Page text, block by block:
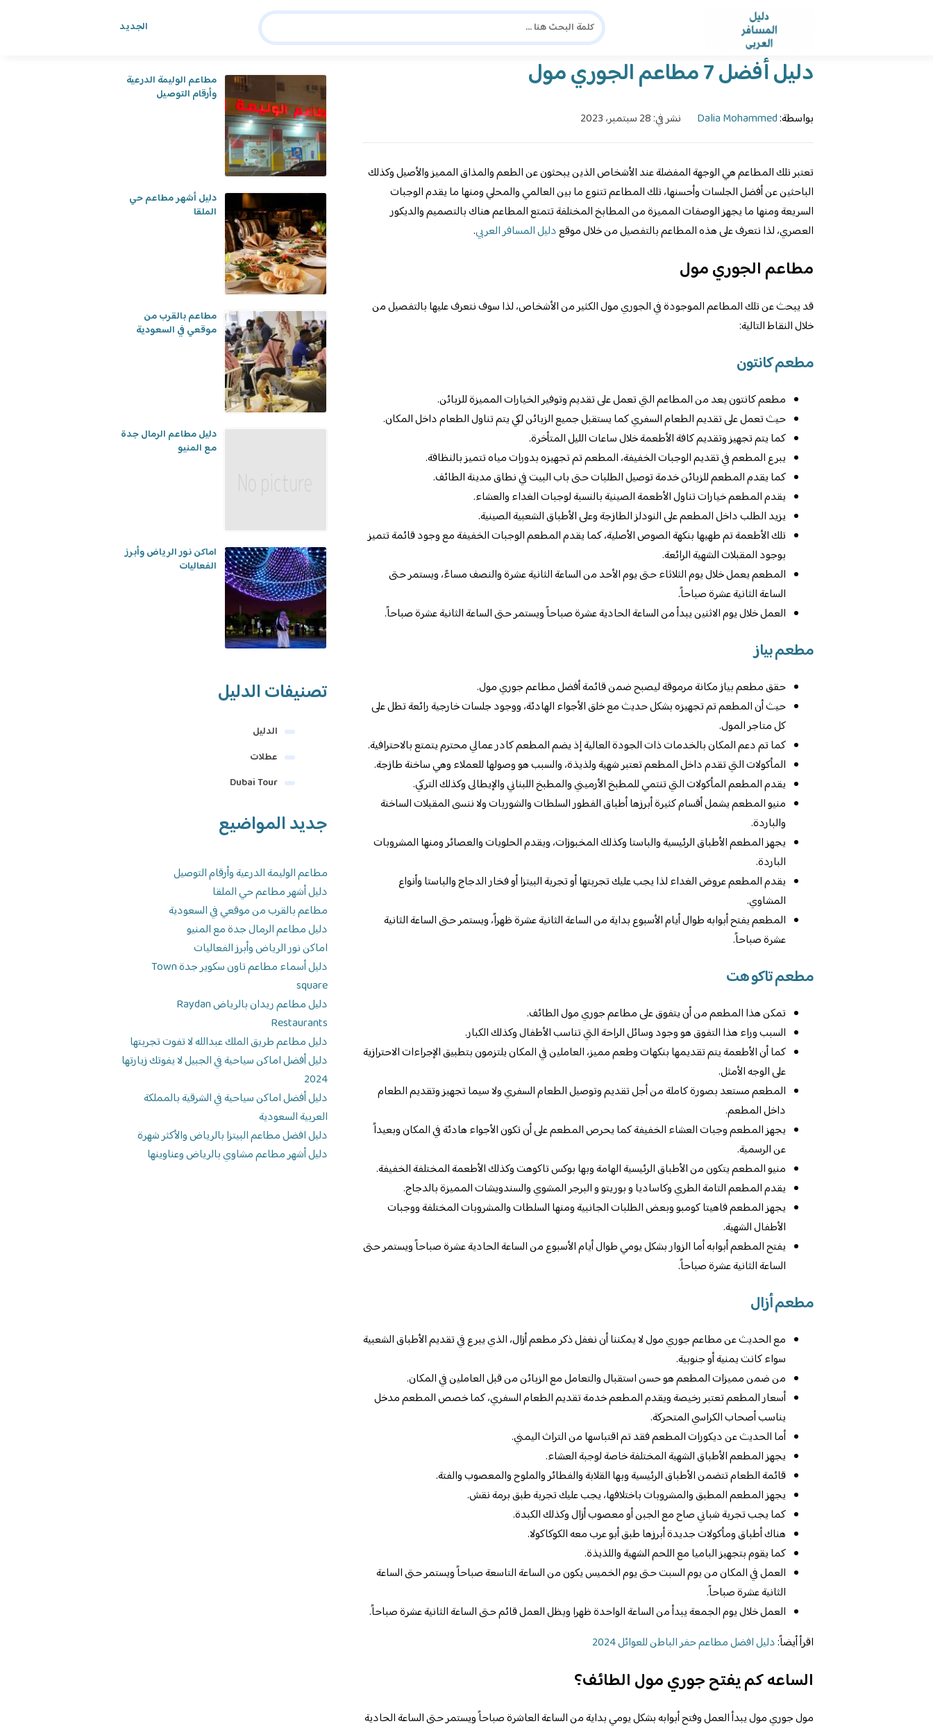
الجديد دليل المسافر العربي ›الدليل›
دليل أفضل 7 مطاعم الجوري مول
بواسطة:Dalia Mohammed نشر في: 28 سبتمبر، 2023
تعتبر تلك المطاعم هي الوجهة المفضلة عند الأشخاص الذين يبحثون عن الطعم والمذاق المميز والأصيل وكذلك
الباحثين عن أفضل الجلسات وأحسنها، تلك المطاعم تتنوع ما بين العالمي والمحلي ومنها ما يقدم الوجبات
السريعة ومنها ما يجهز الوصفات المميزة من المطابخ المختلفة تتمتع المطاعم هناك بالتصميم والديكور
العصري، لذا نتعرف على هذه المطاعم بالتفصيل من خلال موقعدليل المسافر العربي.
مطاعم الجوري مول
قد يبحث عن تلك المطاعم الموجودة في الجوري مول الكثير من الأشخاص، لذا سوف نتعرف عليها بالتفصيل من
خلال النقاط التالية:
مطعم كانتون
مطعم كانتون يعد من المطاعم التي تعمل على تقديم وتوفير الخيارات المميزة للزبائن.
حيث تعمل على تقديم الطعام السفري كما يستقبل جميع الزبائن لكي يتم تناول الطعام داخل المكان.
كما يتم تجهيز وتقديم كافة الأطعمة خلال ساعات الليل المتأخرة.
يبرع المطعم في تقديم الوجبات الخفيفة، المطعم تم تجهيزه بدورات مياه تتميز بالنظافة.
كما يقدم المطعم للزبائن خدمة توصيل الطلبات حتى باب البيت في نطاق مدينة الطائف.
يقدم المطعم خيارات تناول الأطعمة الصينية بالنسبة لوجبات الغداء والعشاء.
يزيد الطلب داخل المطعم على النودلز الطازجة وعلى الأطباق الشعبية الصينية.
تلك الأطعمة تم طهيها بنكهة الصوص الأصلية، كما يقدم المطعم الوجبات الخفيفة مع وجود قائمة تتميز
بوجود المقبلات الشهية الرائعة.
المطعم يعمل خلال يوم الثلاثاء حتى يوم الأحد من الساعة الثانية عشرة والنصف مساءً، ويستمر حتى
الساعة الثانية عشرة صباحاً.
العمل خلال يوم الاثنين يبدأ من الساعة الحادية عشرة صباحاً ويستمر حتى الساعة الثانية عشرة صباحاً.
مطعم بياز
حقق مطعم بياز مكانة مرموقة ليصبح ضمن قائمة أفضل مطاعم جوري مول.
حيث أن المطعم تم تجهيزه بشكل حديث مع خلق الأجواء الهادئة، ووجود جلسات خارجية رائعة تطل على
كل متاجر المول.
كما تم دعم المكان بالخدمات ذات الجودة العالية إذ يضم المطعم كادر عمالي محترم يتمتع بالاحترافية.
المأكولات التي تقدم داخل المطعم تعتبر شهية ولذيذة، والسبب هو وصولها للعملاء وهي ساخنة طازجة.
يقدم المطعم المأكولات التي تنتمي للمطبخ الأرميني والمطبخ اللبناني والإيطالى وكذلك التركي.
منيو المطعم يشمل أقسام كثيرة أبرزها أطباق الفطور السلطات والشوربات ولا ننسى المقبلات الساخنة
والباردة.
يجهز المطعم الأطباق الرئيسية والباستا وكذلك المخبوزات، ويقدم الحلويات والعصائر ومنها المشروبات
الباردة.
يقدم المطعم عروض الغداء لذا يجب عليك تجربتها أو تجربة البيتزا أو فخار الدجاج والباستا وأنواع
المشاوي.
المطعم يفتح أبوابه طوال أيام الأسبوع بداية من الساعة الثانية عشرة ظهراً، ويستمر حتى الساعة الثانية
عشرة صباحاً.
مطعم تاكو هت
تمكن هذا المطعم من أن يتفوق على مطاعم جوري مول الطائف.
السبب وراء هذا التفوق هو وجود وسائل الراحة التي تناسب الأطفال وكذلك الكبار.
كما أن الأطعمة يتم تقديمها بنكهات وطعم مميز، العاملين في المكان يلتزمون بتطبيق الإجراءات الاحترازية
على الوجه الأمثل.
المطعم مستعد بصورة كاملة من أجل تقديم وتوصيل الطعام السفري ولا سيما تجهيز وتقديم الطعام
داخل المطعم.
يجهز المطعم وجبات العشاء الخفيفة كما يحرص المطعم على أن تكون الأجواء هادئة في المكان وبعيداً
عن الرسمية.
منيو المطعم يتكون من الأطباق الرئيسية الهامة وبها بوكس تاكوهت وكذلك الأطعمة المختلفة الخفيفة.
يقدم المطعم التامة الطري وكاساديا و بوريتو و البرجر المشوي والسندويشات المميزة بالدجاج.
يجهز المطعم فاهيتا كومبو وبعض الطلبات الجانبية ومنها السلطات والمشروبات المختلفة ووجبات
الأطفال الشهية.
يفتح المطعم أبوابه أما الزوار بشكل يومي طوال أيام الأسبوع من الساعة الحادية عشرة صباحاً ويستمر حتى
الساعة الثانية عشرة صباحاً.
مطعم أزال
مع الحديث عن مطاعم جوري مول لا يمكننا أن نغفل ذكر مطعم أزال، الذي يبرع في تقديم الأطباق الشعبية
سواء كانت يمنية أو جنوبية.
من ضمن مميزات المطعم هو حسن استقبال والتعامل مع الزبائن من قبل العاملين في المكان.
أسعار المطعم تعتبر رخيصة ويقدم المطعم خدمة تقديم الطعام السفري، كما خصص المطعم مدخل
يناسب أصحاب الكراسي المتحركة.
أما الحديث عن ديكورات المطعم فقد تم اقتباسها من التراث اليمني.
يجهز المطعم الأطباق الشهية المختلفة خاصة لوجبة العشاء.
قائمة الطعام تتضمن الأطباق الرئيسية وبها القلابة والفطائر والملوح والمعصوب والفتة.
يجهز المطعم المطبق والمشروبات باختلافها، يجب عليك تجربة طبق برمة نقش.
كما يجب تجربة شباني صاح مع الجبن أو معصوب أزال وكذلك الكبدة.
هناك أطباق ومأكولات جديدة أبرزها طبق أبو عرب معه الكوكاكولا.
كما يقوم بتجهيز الباميا مع اللحم الشهية واللذيذة.
العمل في المكان من يوم السبت حتى يوم الخميس يكون من الساعة التاسعة صباحاً ويستمر حتى الساعة
الثانية عشرة صباحاً.
العمل خلال يوم الجمعة يبدأ من الساعة الواحدة ظهرا ويظل العمل قائم حتى الساعة الثانية عشرة صباحاً.
اقرأ أيضاً:دليل افضل مطاعم حفر الباطن للعوائل 2024
الساعه كم يفتح جوري مول الطائف؟
مول جوري مول يبدأ العمل وفتح أبوابه بشكل يومي بداية من الساعة العاشرة صباحاً ويستمر حتى الساعة الحادية
شاهد أيضا
مطاعم الوليمة الدرعية
وأرقام التوصيل
دليل أشهر مطاعم حي
الملقا
مطاعم بالقرب من
موقعي في السعودية
دليل مطاعم الرمال جدة
مع المنيو
اماكن نور الرياض وأبرز
الفعاليات
تصنيفات الدليل
الدليل
عطلات
Dubai Tour
جديد المواضيع
مطاعم الوليمة الدرعية وأرقام التوصيل
دليل أشهر مطاعم حي الملقا
مطاعم بالقرب من موقعي في السعودية
دليل مطاعم الرمال جدة مع المنيو
اماكن نور الرياض وأبرز الفعاليات
دليل أسماء مطاعم تاون سكوير جدة Town
square
دليل مطاعم ريدان بالرياض Raydan
Restaurants
دليل مطاعم طريق الملك عبدالله لا تفوت تجربتها
دليل أفضل اماكن سياحية في الجبيل لا يفوتك زيارتها
2024
دليل أفضل اماكن سياحية في الشرقية بالمملكة
العربية السعودية
دليل افضل مطاعم البيتزا بالرياض والأكثر شهرة
دليل أشهر مطاعم مشاوي بالرياض وعناوينها